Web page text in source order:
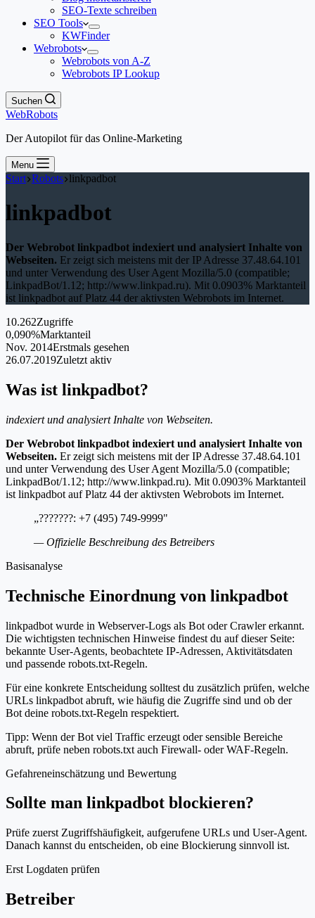
SEO-Texte schreiben
SEO Tools
KWFinder
Webrobots
Webrobots von A-Z
Webrobots IP Lookup
Suchen
WebRobots
Der Autopilot für das Online-Marketing
Menu
Start Robots linkpadbot
linkpadbot
Der Webrobot linkpadbot indexiert und analysiert Inhalte von
Webseiten. Er zeigt sich meistens mit der IP Adresse 37.48.64.101
und unter Verwendung des User Agent Mozilla/5.0 (compatible;
LinkpadBot/1.12; http://www.linkpad.ru). Mit 0.0903% Marktanteil
ist linkpadbot auf Platz 44 der aktivsten Webrobots im Internet.
10.262Zugriffe
0,090%Marktanteil
Nov. 2014Erstmals gesehen
26.07.2019Zuletzt aktiv
Was ist linkpadbot?
indexiert und analysiert Inhalte von Webseiten.
Der Webrobot linkpadbot indexiert und analysiert Inhalte von
Webseiten. Er zeigt sich meistens mit der IP Adresse 37.48.64.101
und unter Verwendung des User Agent Mozilla/5.0 (compatible;
LinkpadBot/1.12; http://www.linkpad.ru). Mit 0.0903% Marktanteil
ist linkpadbot auf Platz 44 der aktivsten Webrobots im Internet.
„???????: +7 (495) 749-9999"
— Offizielle Beschreibung des Betreibers
Basisanalyse
Technische Einordnung von linkpadbot
linkpadbot wurde in Webserver-Logs als Bot oder Crawler erkannt.
Die wichtigsten technischen Hinweise findest du auf dieser Seite:
bekannte User-Agents, beobachtete IP-Adressen, Aktivitätsdaten
und passende robots.txt-Regeln.
Für eine konkrete Entscheidung solltest du zusätzlich prüfen, welche
URLs linkpadbot abruft, wie häufig die Zugriffe sind und ob der
Bot deine robots.txt-Regeln respektiert.
Tipp: Wenn der Bot viel Traffic erzeugt oder sensible Bereiche
abruft, prüfe neben robots.txt auch Firewall- oder WAF-Regeln.
Gefahreneinschätzung und Bewertung
Sollte man linkpadbot blockieren?
Prüfe zuerst Zugriffshäufigkeit, aufgerufene URLs und User-Agent.
Danach kannst du entscheiden, ob eine Blockierung sinnvoll ist.
Erst Logdaten prüfen
Betreiber